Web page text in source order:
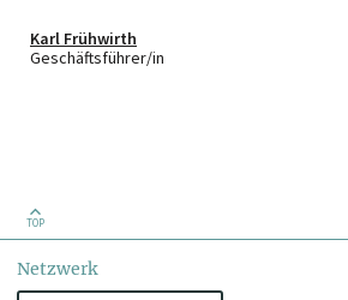
Karl Frühwirth
Geschäftsführer/in
TOP
Netzwerk